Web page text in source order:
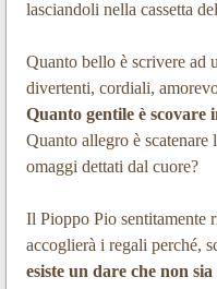
lasciandoli nella cassetta
Quanto bello è scrivere ad
divertenti, cordiali,
Quanto gentile è scovare
Quanto allegro è
omaggi dettati dal cuore?
Il Pioppo Pio sentitamente
accoglierà i regali perché,
esiste un dare che non